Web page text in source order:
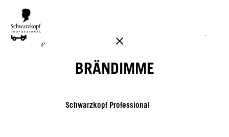
ILMAINEN TOIMITUS YLI 160 € TILAUKSIIN!
€
BRÄNDIMME
Schwarzkopf Professional